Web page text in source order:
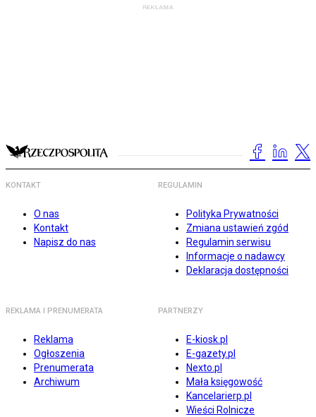
KONTAKT
O nas
Kontakt
Napisz do nas
REGULAMIN
Polityka Prywatności
Zmiana ustawień zgód
Regulamin serwisu
Informacje o nadawcy
Deklaracja dostępności
REKLAMA I PRENUMERATA
Reklama
Ogłoszenia
Prenumerata
Archiwum
PARTNERZY
E-kiosk.pl
E-gazety.pl
Nexto.pl
Mała księgowość
Kancelarierp.pl
Wieści Rolnicze